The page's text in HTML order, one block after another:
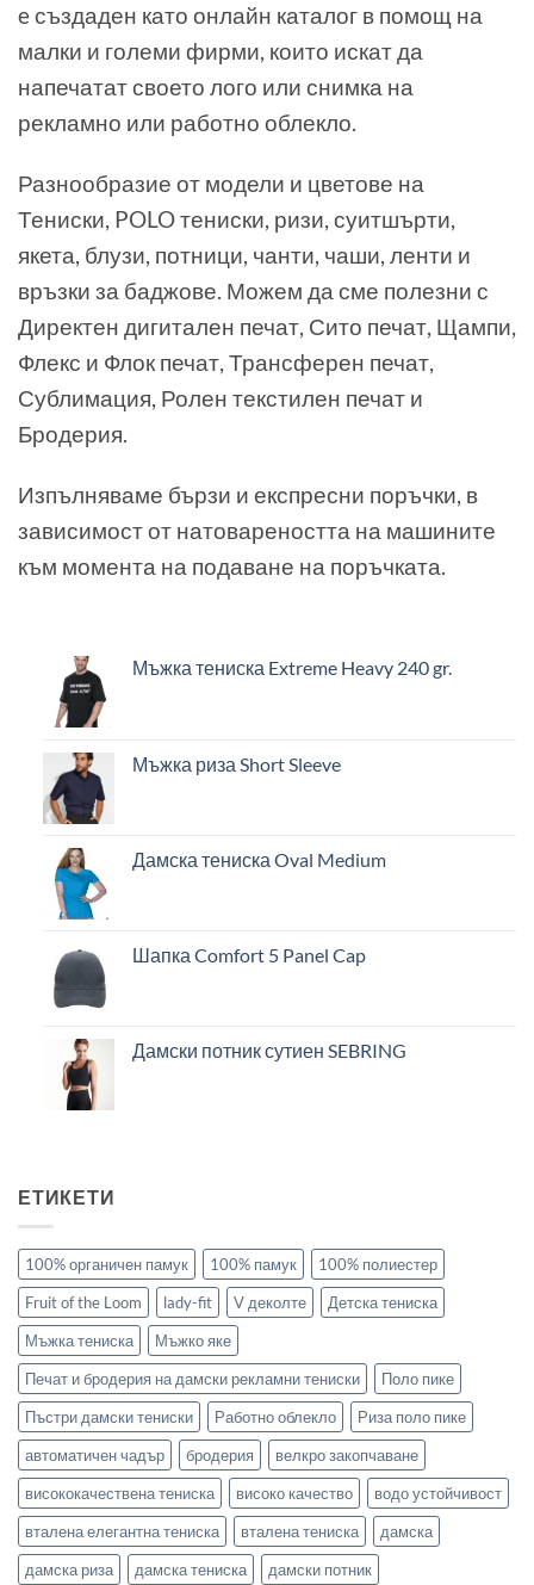
e създаден като онлайн каталог в помощ на
малки и големи фирми, които искат да
напечатат своето лого или снимка на
рекламно или работно облекло.
Разнообразие от модели и цветове на
Тениски, POLO тениски, ризи, суитшърти,
якета, блузи, потници, чанти, чаши, ленти и
връзки за баджове. Можем да сме полезни с
Директен дигитален печат, Сито печат, Щампи,
Флекс и Флок печат, Трансферен печат,
Сублимация, Ролен текстилен печат и
Бродерия.
Изпълняваме бързи и експресни поръчки, в
зависимост от натовареността на машините
към момента на подаване на поръчката.
Мъжка тениска Extreme Heavy 240 gr.
Мъжка риза Short Sleeve
Дамска тениска Oval Medium
Шапка Comfort 5 Panel Cap
Дамски потник сутиен SEBRING
ЕТИКЕТИ
100% органичен памук 100% памук
100% полиестер
Fruit of the Loom
lady-fit V деколте
Детска тениска
Мъжка тениска
Мъжко яке
Печат и бродерия на дамски рекламни тениски
Поло пике
Пъстри дамски тениски
Работно облекло
Риза поло пике
автоматичен чадър
бродерия
велкро закопчаване
висококачествена тениска
високо качество
водо устойчивост
вталена елегантна тениска
вталена тениска
дамска
дамска риза
дамска тениска дамски потник